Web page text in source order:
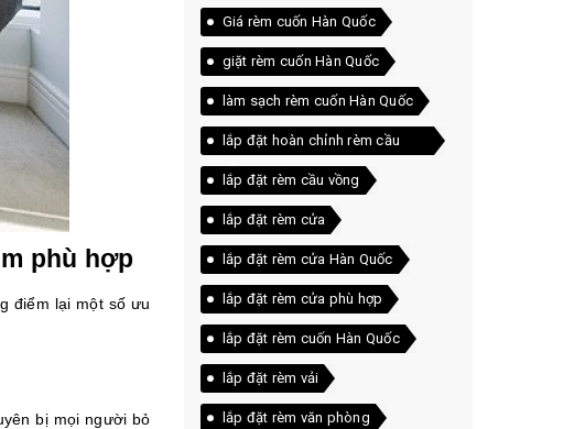
phù hợp
điểm lại một số ưu
bị mọi người bỏ
Giá rèm cuốn Hàn Quốc
giặt rèm cuốn Hàn Quốc
làm sạch rèm cuốn Hàn Quốc
lắp đặt hoàn chỉnh rèm cầu
vồng
lắp đặt rèm cầu vồng
lắp đặt rèm cửa
lắp đặt rèm cửa Hàn Quốc
lắp đặt rèm cửa phù hợp
lắp đặt rèm cuốn Hàn Quốc
lắp đặt rèm vải
lắp đặt rèm văn phòng